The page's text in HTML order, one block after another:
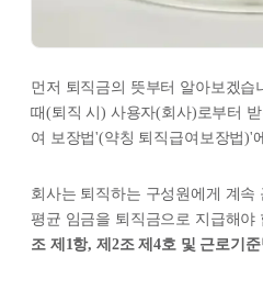
먼저 퇴직금의 뜻부터 알아보겠
때(퇴직 시) 사용자(회사)로부터
여 보장법'(약칭 퇴직급여보장법)'
회사는 퇴직하는 구성원에게 계속
평균 임금을 퇴직금으로 지급해야
조 제1항, 제2조 제4호 및 근로기